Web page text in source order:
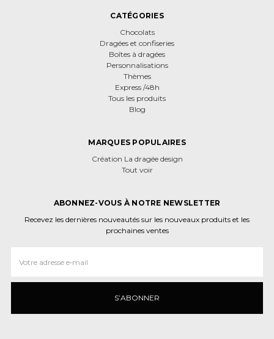
CATÉGORIES
Chocolats
Dragées et confiseries
Boîtes à dragées
Personnalisations
Thèmes
Express /48h
Tous les produits
Blog
MARQUES POPULAIRES
Création La dragée design
Tout voir
ABONNEZ-VOUS À NOTRE NEWSLETTER
Recevez les dernières nouveautés sur les nouveaux produits et les
prochaines ventes
e‑mail